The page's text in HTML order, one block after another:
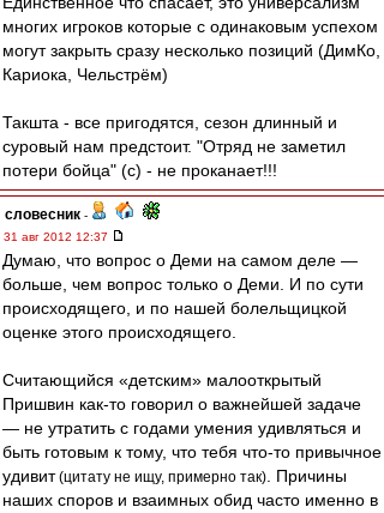
многих игроков которые с одинаковым успехом
могут закрыть сразу несколько позиций (ДимКо,
Кариока, Чельстрём)
Такшта - все пригодятся, сезон длинный и
суровый нам предстоит. "Отряд не заметил
потери бойца" (с) - не проканает!!!
словесник -
31 авг 2012 12:37
Думаю, что вопрос о Деми на самом деле —
больше, чем вопрос только о Деми. И по сути
происходящего, и по нашей болельщицкой
оценке этого происходящего.
Считающийся «детским» малооткрытый
Пришвин как-то говорил о важнейшей задаче
— не утратить с годами умения удивляться и
быть готовым к тому, что тебя что-то привычное
удивит(цитату не ищу, примерно так) . Причины
наших споров и взаимных обид часто именно в